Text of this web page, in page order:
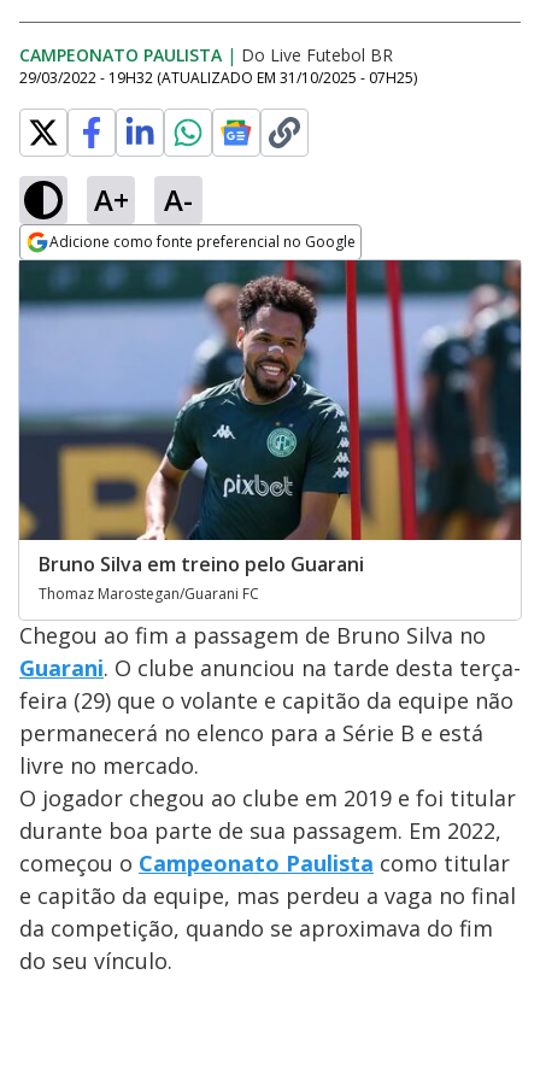
CAMPEONATO PAULISTA | Do Live Futebol BR
29/03/2022 - 19H32 (ATUALIZADO EM 31/10/2025 - 07H25)
A+ A-
Adicione como fonte preferencial no Google
Bruno Silva em treino pelo Guarani
Thomaz Marostegan/Guarani FC
Chegou ao fim a passagem de Bruno Silva no
Guarani. O clube anunciou na tarde desta terça-
feira (29) que o volante e capitão da equipe não
permanecerá no elenco para a Série B e está
livre no mercado.
O jogador chegou ao clube em 2019 e foi titular
durante boa parte de sua passagem. Em 2022,
começou o Campeonato Paulista como titular
e capitão da equipe, mas perdeu a vaga no final
da competição, quando se aproximava do fim
do seu vínculo.